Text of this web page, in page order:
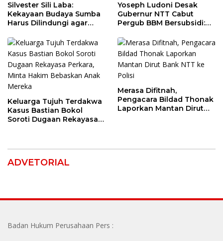
Silvester Sili Laba:
Kekayaan Budaya Sumba
Harus Dilindungi agar
Yoseph Ludoni Desak
Gubernur NTT Cabut
Pergub BBM Bersubsidi:
Tagih Pajak
Keluarga Tujuh Terdakwa
Kasus Bastian Bokol
Soroti Dugaan Rekayasa
Merasa Difitnah,
Pengacara Bildad Thonak
Laporkan Mantan Dirut
ADVETORIAL
Badan Hukum Perusahaan Pers :